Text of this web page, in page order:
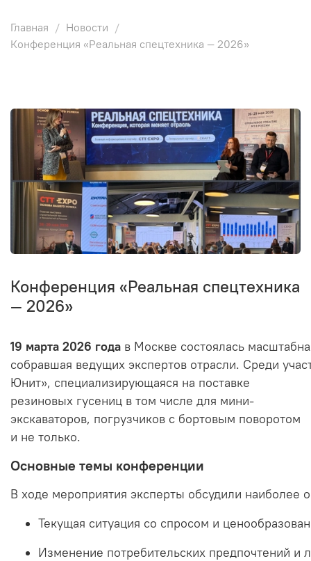
Главная
Новости
Конференция «Реальная спецтехника — 2026»
Конференция «Реальная спецтехника
— 2026»
19 марта 2026 года в Москве состоялась
собравшая ведущих экспертов отрасли. Среди
Юнит», специализирующаяся на поставке
резиновых гусениц в том числе для мини-
экскаваторов, погрузчиков с бортовым поворотом
и не только.
Основные темы конференции
В ходе мероприятия эксперты обсудили наиболее
Текущая ситуация со спросом и
Изменение потребительских предпочтений и